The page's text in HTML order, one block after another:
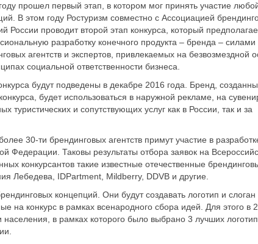
прошел первый этап, в котором мог принять участие
В этом году Ростуризм совместно с Ассоциацией
России проводит второй этап конкурса, который
разработку конечного продукта – бренда – силами
агентств и экспертов, привлекаемых на безвозмездной
социальной ответственности бизнеса.
будут подведены в декабре 2016 года. Бренд,
будет использоваться в наружной рекламе, на
туристических и сопутствующих услуг как в России, так и за
30-ти брендинговых агентств примут участие в
Федерации. Таковы результаты отбора заявок на
конкурсантов такие известные отечественные
Лебедева, IDPartment, Mildberry, DDVB и другие.
концепций. Они будут создавать логотип и
на конкурс в рамках всенародного сбора идей. Для этого в
в рамках которого было выбрано 3 лучших